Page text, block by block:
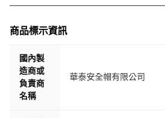
商品標示資訊
國內製
造商或
負責商
名稱
華泰安全帽有限公司